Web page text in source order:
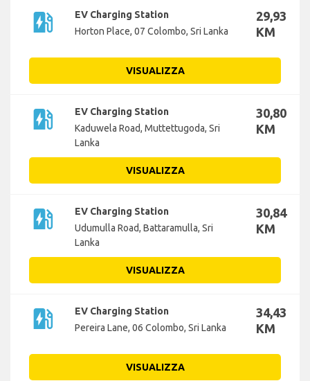
ev_station
EV Charging Station
Horton Place, 07 Colombo, Sri Lanka
29,93
KM
VISUALIZZA
ev_station
EV Charging Station
Kaduwela Road, Muttettugoda, Sri
Lanka
30,80
KM
VISUALIZZA
ev_station
EV Charging Station
Udumulla Road, Battaramulla, Sri
Lanka
30,84
KM
VISUALIZZA
ev_station
EV Charging Station
Pereira Lane, 06 Colombo, Sri Lanka
34,43
KM
VISUALIZZA